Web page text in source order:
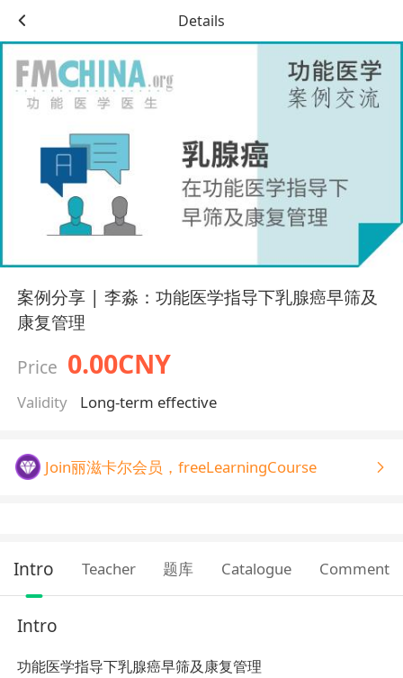
Details
案例分享 | 李淼：功能医学指导下乳腺癌早筛及
康复管理
Price 0.00CNY
Validity Long-term effective
Join丽滋卡尔会员，freeLearningCourse
Intro Teacher 题库 Catalogue Comment
Intro
功能医学指导下乳腺癌早筛及康复管理